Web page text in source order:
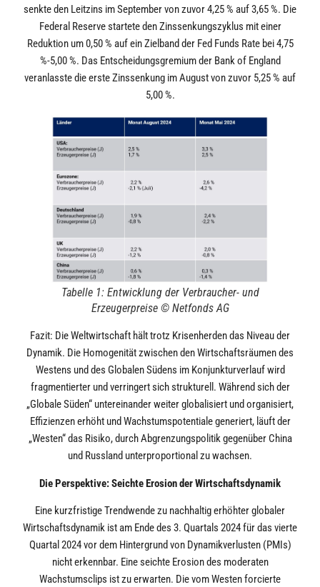
senkte den Leitzins im September von zuvor 4,25 % auf 3,65 %. Die
Federal Reserve startete den Zinssenkungszyklus mit einer
Reduktion um 0,50 % auf ein Zielband der Fed Funds Rate bei 4,75
%-5,00 %. Das Entscheidungsgremium der Bank of England
veranlasste die erste Zinssenkung im August von zuvor 5,25 % auf
5,00 %.
Tabelle 1: Entwicklung der Verbraucher- und
Erzeugerpreise © Netfonds AG
Fazit: Die Weltwirtschaft hält trotz Krisenherden das Niveau der
Dynamik. Die Homogenität zwischen den Wirtschaftsräumen des
Westens und des Globalen Südens im Konjunkturverlauf wird
fragmentierter und verringert sich strukturell. Während sich der
„Globale Süden“ untereinander weiter globalisiert und organisiert,
Effizienzen erhöht und Wachstumspotentiale generiert, läuft der
„Westen“ das Risiko, durch Abgrenzungspolitik gegenüber China
und Russland unterproportional zu wachsen.
Die Perspektive: Seichte Erosion der Wirtschaftsdynamik
Eine kurzfristige Trendwende zu nachhaltig erhöhter globaler
Wirtschaftsdynamik ist am Ende des 3. Quartals 2024 für das vierte
Quartal 2024 vor dem Hintergrund von Dynamikverlusten (PMIs)
nicht erkennbar. Eine seichte Erosion des moderaten
Wachstumsclips ist zu erwarten. Die vom Westen forcierte